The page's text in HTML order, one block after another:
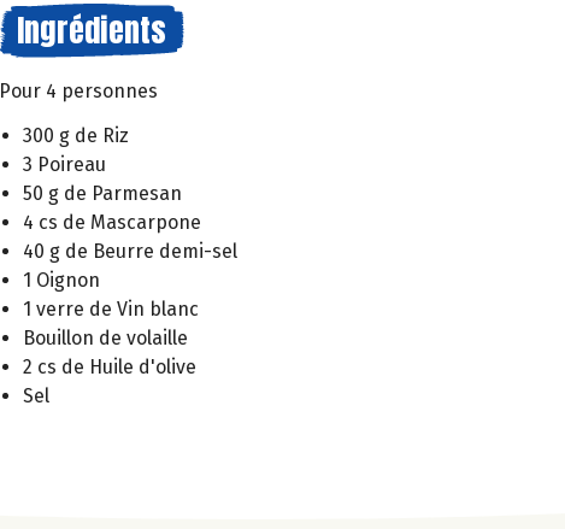
Ingrédients
Pour 4 personnes
300 g de Riz
3 Poireau
50 g de Parmesan
4 cs de Mascarpone
40 g de Beurre demi-sel
1 Oignon
1 verre de Vin blanc
Bouillon de volaille
2 cs de Huile d'olive
Sel